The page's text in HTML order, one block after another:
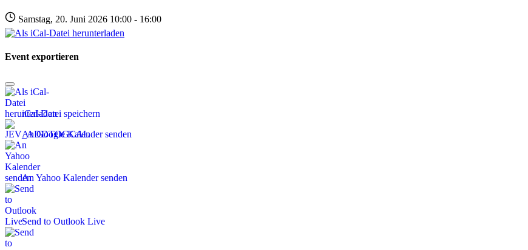
Samstag, 20. Juni 2026 10:00 - 16:00
Event exportieren
iCal-Datei speichern
An Google Kalender senden
An Yahoo Kalender senden
Send to Outlook Live